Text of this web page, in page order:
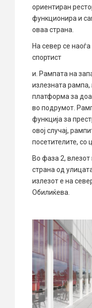
ориентиран
функционира и
оваа страна.
На север се
спортист
и. Рампата на
излезната
платформа за
во подрумот.
функција за
овој случај,
посетителите, со
Во фаза 2, влезот
страна од
излезот е на
Обилиќева.